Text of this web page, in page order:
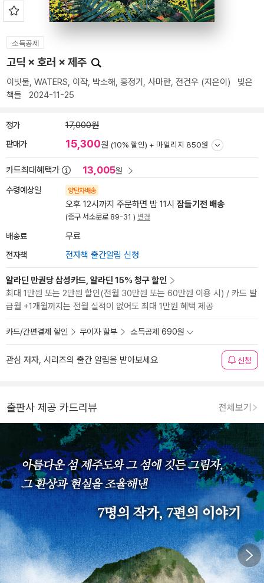
소득공제
고딕 × 호러 × 제주
이빗물, WATERS, 이작, 박소해, 홍정기 , 사마란, 전건우 (지은이) 빚은
책들 2024-11-25
정가 17,000원
판매가 15,300원 (10% 할인) + 마일리지 850원
카드최대혜택가 13,005원
수령예상일 양탄자배송
오후 12시까지 주문하면 밤 11시 잠들기전 배송
(중구 서소문로 89-31 ) 변경
배송료 무료
전자책 전자책 출간알림 신청
알라딘 만권당 삼성카드, 알라딘 15% 청구 할인
최대 1만원 또는 2만원 할인(전월 30만원 또는 60만원 이용 시) / 카드 발
급월 +1개월까지는 전월 실적이 없어도 최대 1만원 혜택 제공
카드/간편결제 할인 무이자 할부 소득공제 690원
관심 저자, 시리즈의 출간 알림을 받아보세요 신청
출판사 제공 카드리뷰 전체보기